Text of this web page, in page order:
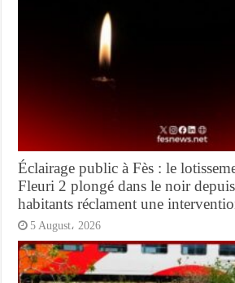
Éclairage public à Fès : le
Fleuri 2 plongé dans le noir
habitants réclament une
5 August، 2026